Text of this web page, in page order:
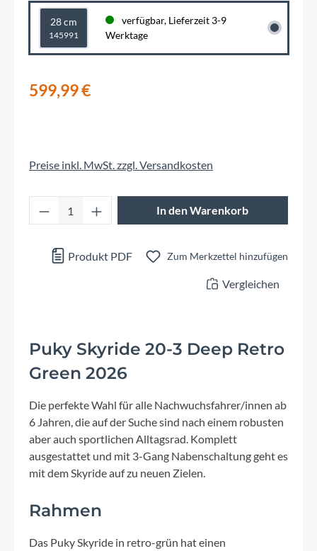
28 cm
145991
verfügbar, Lieferzeit 3-9
Werktage
599,99 €
Preise inkl. MwSt. zzgl. Versandkosten
Produkt Anzahl: Gib den gewünschten
In den Warenkorb
Produkt PDF Zum Merkzettel hinzufügen
Vergleichen
Puky Skyride 20-3 Deep Retro
Green 2026
Die perfekte Wahl für alle Nachwuchsfahrer/innen ab
6 Jahren, die auf der Suche sind nach einem robusten
aber auch sportlichen Alltagsrad. Komplett
ausgestattet und mit 3-Gang Nabenschaltung geht es
mit dem Skyride auf zu neuen Zielen.
Rahmen
Das Puky Skyride in retro-grün hat einen